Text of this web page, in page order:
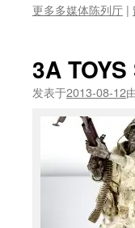
更多多媒体陈列厅 |
3A
发表于2013-08-12